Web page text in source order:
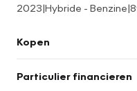
2023|Hybride - Benzine|
Kopen
Particulier financieren